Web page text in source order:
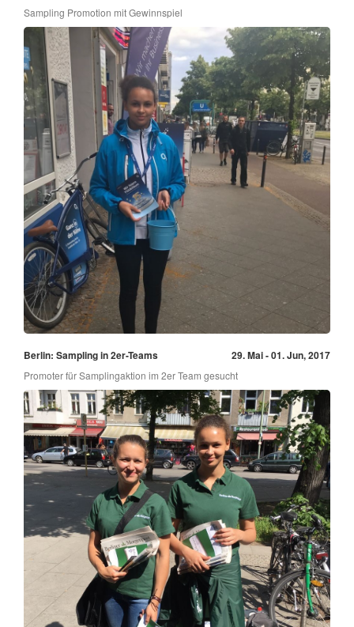
Sampling Promotion mit Gewinnspiel
Berlin: Sampling in 2er-Teams 29. Mai - 01. Jun, 2017
Promoter für Samplingaktion im 2er Team gesucht